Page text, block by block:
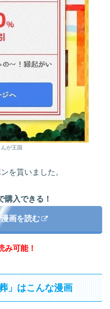
が王国
を貰いました。
購入できる！
画を読む
み可能！
」はこんな漫画